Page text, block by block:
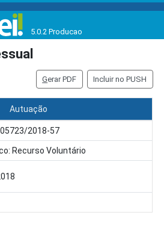
5.0.2 Producao
Gerar PDF Incluir no PUSH
Autuação
2018-57
Recurso Voluntário